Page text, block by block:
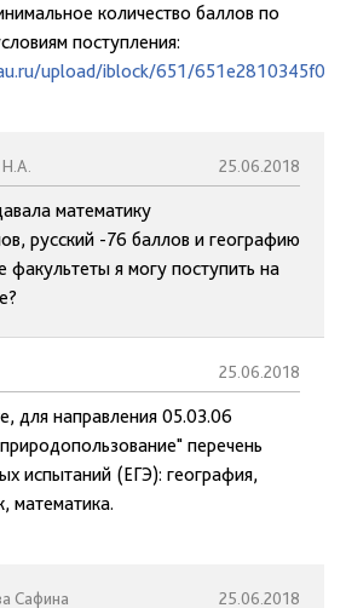
количество баллов по
поступления:
upload/iblock/651/
25.06.2018
математику
русский -76 баллов и географию
факультеты я могу поступить на
25.06.2018
для направления 05.03.06
перечень
испытаний (ЕГЭ): география,
математика.
Сафина 25.06.2018